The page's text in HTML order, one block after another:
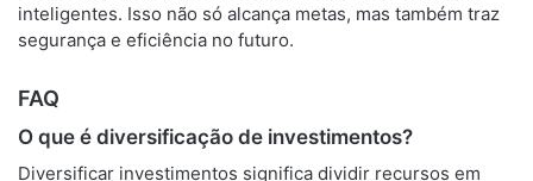
inteligentes. Isso não só alcança metas, mas também traz
segurança e eficiência no futuro.
FAQ
O que é diversificação de investimentos?
Diversificar investimentos significa dividir recursos em